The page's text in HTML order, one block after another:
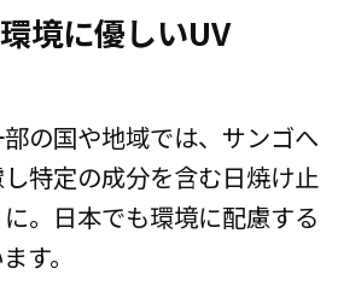
境に優しいUV
の国や地域では、サンゴへ
特定の成分を含む日焼け止
。日本でも環境に配慮する
す。